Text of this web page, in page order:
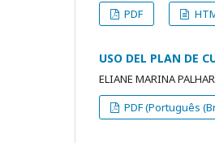
PDF
USO DEL PLAN DE
ELIANE MARINA
PDF (Português